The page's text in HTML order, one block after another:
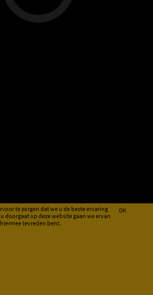
te zorgen dat we u de beste ervaring
doorgaat op deze website gaan we ervan
tevreden bent.
OK